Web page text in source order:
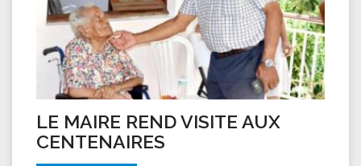
LE MAIRE REND VISITE AUX
CENTENAIRES